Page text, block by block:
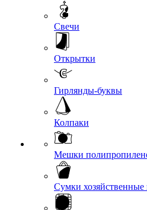
Свечи
Открытки
Гирлянды-буквы
Колпаки
Мешки
Сумки